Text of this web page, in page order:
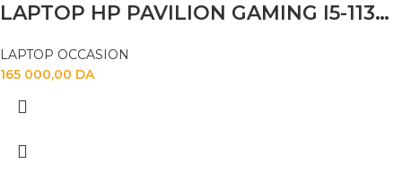
LAPTOP HP PAVILION GAMING I5-11300H 8GB 512SSD RTX3050 17.3*
LAPTOP OCCASION
165 000,00 DA